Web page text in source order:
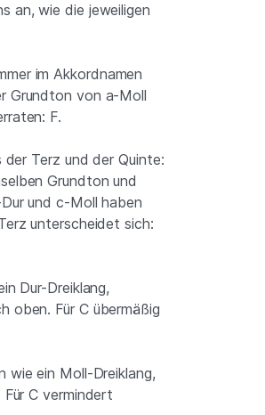
an, wie die jeweiligen
im Akkordnamen
Grundton von a-Moll
F.
Terz und der Quinte:
Grundton und
und c-Moll haben
unterscheidet sich:
Dur-Dreiklang,
oben. Für C übermäßig
wie ein Moll-Dreiklang,
C vermindert